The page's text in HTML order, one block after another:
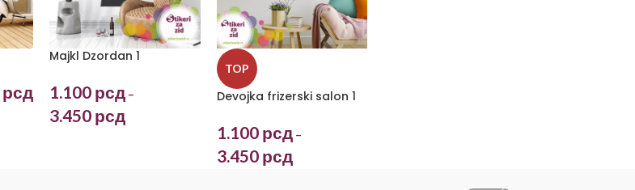
рсд
Majkl Dzordan 1
1.100 рсд –
3.450 рсд
TOP
Devojka frizerski salon 1
1.100 рсд –
3.450 рсд